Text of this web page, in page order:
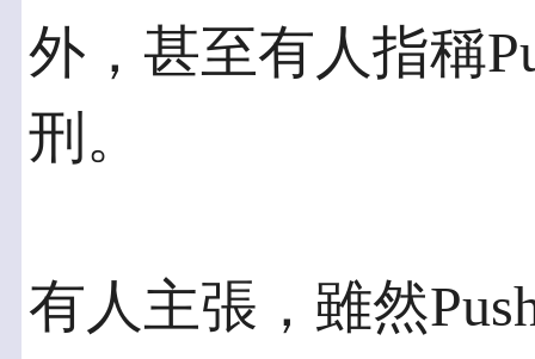
外，甚至有人指稱
刑。
有人主張，雖然